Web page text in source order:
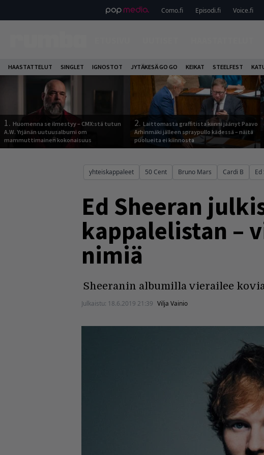
Como.fi Episodi.fi Voice.fi
HAASTATTELUT SINGLET IGNOSTOT JYTÄKESÄ GO GO KEIKAT STEELFEST
1. Huomenna se ilmestyy – CMX:stä tutun
A.W. Yrjänän uutuusalbumi om
mammuttimainen kokonaisuus
2. Laittomasta graffitista kiinni jäänyt Paavo
Arhinmäki jälleen spraypullo kädessä – näitä
puolueita ei kiinnosta
yhteiskappaleet 50 Cent Bruno Mars Cardi B
Ed Sheeran
kappalelistan –
nimiä
Sheeranin albumilla vierailee
Julkaistu: 18.6.2019 21:39 Vilja Vainio